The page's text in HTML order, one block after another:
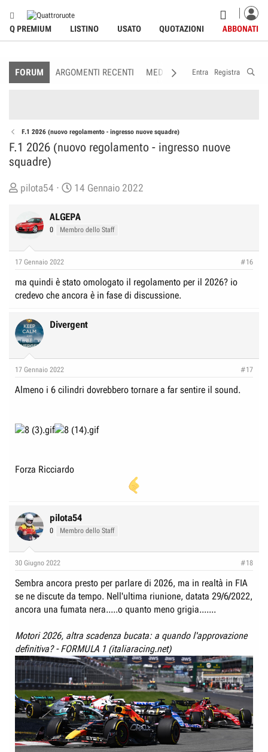
Q PREMIUM LISTINO USATO QUOTAZIONI ABBONATI
FORUM ARGOMENTI RECENTI MEDIA MEMBRI
Entra Registra
F.1 2026 (nuovo regolamento - ingresso nuove squadre)
F.1 2026 (nuovo regolamento - ingresso nuove
squadre)
C
a
o
e
D
s
c
u
s
s
n
pilota54
D
t
a
n
i
i
14 Gennaio 2022
ALGEPA
0 Membro dello Staff
17 Gennaio 2022 #16
ma quindi è stato omologato il regolamento per il 2026? io
credevo che ancora è in fase di discussione.
Divergent
17 Gennaio 2022 #17
Almeno i 6 cilindri dovrebbero tornare a far sentire il sound.
Forza Ricciardo
pilota54
0 Membro dello Staff
30 Giugno 2022 #18
Sembra ancora presto per parlare di 2026, ma in realtà in FIA
se ne discute da tempo. Nell'ultima riunione, datata 29/6/2022,
ancora una fumata nera.....o quanto meno grigia.......
Motori 2026, altra scadenza bucata: a quando l'approvazione
definitiva? - FORMULA 1 (italiaracing.net)